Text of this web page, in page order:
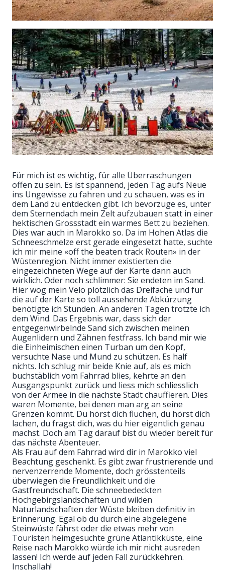
Für mich ist es wichtig, für alle Überraschungen
offen zu sein. Es ist spannend, jeden Tag aufs Neue
ins Ungewisse zu fahren und zu schauen, was es in
dem Land zu entdecken gibt. Ich bevorzuge es, unter
dem Sternendach mein Zelt aufzubauen statt in einer
hektischen Grossstadt ein warmes Bett zu beziehen.
Dies war auch in Marokko so. Da im Hohen Atlas die
Schneeschmelze erst gerade eingesetzt hatte, suchte
ich mir meine «off the beaten track Routen» in der
Wüstenregion. Nicht immer existierten die
eingezeichneten Wege auf der Karte dann auch
wirklich. Oder noch schlimmer: Sie endeten im Sand.
Hier wog mein Velo plötzlich das Dreifache und für
die auf der Karte so toll aussehende Abkürzung
benötigte ich Stunden. An anderen Tagen trotzte ich
dem Wind. Das Ergebnis war, dass sich der
entgegenwirbelnde Sand sich zwischen meinen
Augenlidern und Zähnen festfrass. Ich band mir wie
die Einheimischen einen Turban um den Kopf,
versuchte Nase und Mund zu schützen. Es half
nichts. Ich schlug mir beide Knie auf, als es mich
buchstäblich vom Fahrrad blies, kehrte an den
Ausgangspunkt zurück und liess mich schliesslich
von der Armee in die nächste Stadt chauffieren. Dies
waren Momente, bei denen man arg an seine
Grenzen kommt. Du hörst dich fluchen, du hörst dich
lachen, du fragst dich, was du hier eigentlich genau
machst. Doch am Tag darauf bist du wieder bereit für
das nächste Abenteuer.
Als Frau auf dem Fahrrad wird dir in Marokko viel
Beachtung geschenkt. Es gibt zwar frustrierende und
nervenzerrende Momente, doch grösstenteils
überwiegen die Freundlichkeit und die
Gastfreundschaft. Die schneebedeckten
Hochgebirgslandschaften und wilden
Naturlandschaften der Wüste bleiben definitiv in
Erinnerung. Egal ob du durch eine abgelegene
Steinwüste fährst oder die etwas mehr von
Touristen heimgesuchte grüne Atlantikküste, eine
Reise nach Marokko würde ich mir nicht ausreden
lassen! Ich werde auf jeden Fall zurückkehren.
Inschallah!